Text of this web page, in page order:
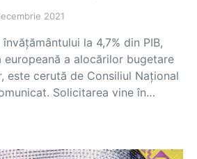
2021
la 4,7% din PIB,
a alocărilor bugetare
este cerută de Consiliul Național
Solicitarea vine în…